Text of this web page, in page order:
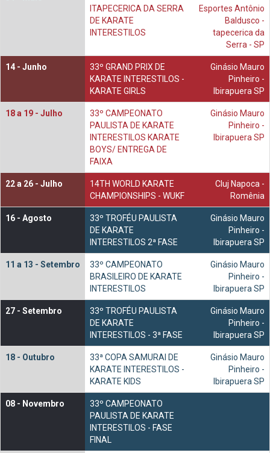
ITAPECERICA DA SERRA
DE KARATE
INTERESTILOS
Esportes Antônio
Baldusco -
tapecerica da
Serra - SP
14 - Junho
33º GRAND PRIX DE
KARATE INTERESTILOS -
KARATE GIRLS
Ginásio Mauro
Pinheiro -
Ibirapuera SP
18 a 19 - Julho
33º CAMPEONATO
PAULISTA DE KARATE
INTERESTILOS KARATE
BOYS/ ENTREGA DE
FAIXA
Ginásio Mauro
Pinheiro -
Ibirapuera SP
22 a 26 - Julho
14TH WORLD KARATE
CHAMPIONSHIPS - WUKF
Cluj Napoca -
Romênia
16 - Agosto
33º TROFÉU PAULISTA
DE KARATE
INTERESTILOS 2ª FASE
Ginásio Mauro
Pinheiro -
Ibirapuera SP
11 a 13 - Setembro
33º CAMPEONATO
BRASILEIRO DE KARATE
INTERESTILOS
Ginásio Mauro
Pinheiro -
Ibirapuera SP
27 - Setembro
33º TROFÉU PAULISTA
DE KARATE
INTERESTILOS - 3ª FASE
Ginásio Mauro
Pinheiro -
Ibirapuera SP
18 - Outubro
33ª COPA SAMURAI DE
KARATE INTERESTILOS -
KARATE KIDS
Ginásio Mauro
Pinheiro -
Ibirapuera SP
08 - Novembro
33º CAMPEONATO
PAULISTA DE KARATE
INTERESTILOS - FASE
FINAL